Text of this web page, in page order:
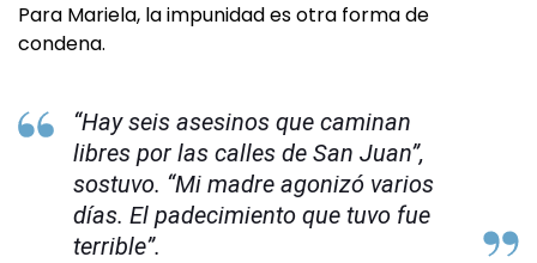
Para Mariela, la impunidad es otra forma de
condena.
“Hay seis asesinos que caminan
libres por las calles de San Juan”,
sostuvo. “Mi madre agonizó varios
días. El padecimiento que tuvo fue
terrible”.